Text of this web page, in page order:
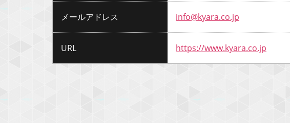
メールアドレス info@kyara.co.jp
URL https://www.kyara.co.jp